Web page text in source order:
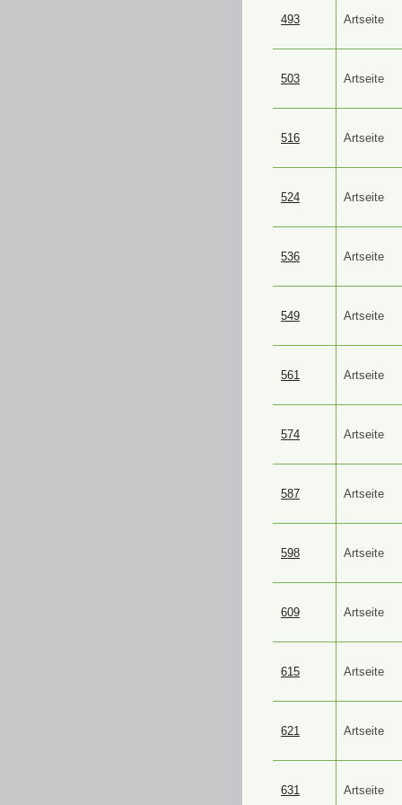
493 Artseite
503 Artseite
516 Artseite
524 Artseite
536 Artseite
549 Artseite
561 Artseite
574 Artseite
587 Artseite
598 Artseite
609 Artseite
615 Artseite
621 Artseite
631 Artseite